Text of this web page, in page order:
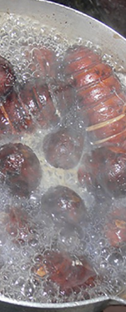
старости
преданию,
чудесное
В 1087 году
город Бар